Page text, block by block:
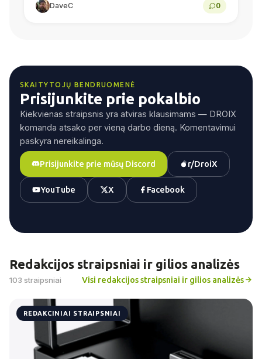
procesoriaus našumas, žaidimai „Android“
DaveC 0
SKAITYTOJŲ BENDRUOMENĖ
Prisijunkite prie pokalbio
Kiekvienas straipsnis yra atviras klausimams — DROIX
komanda atsako per vieną darbo dieną. Komentavimui
paskyra nereikalinga.
Prisijunkite prie mūsų Discord r/DroiX
YouTube X Facebook
Redakcijos straipsniai ir gilios analizės
103 straipsniai Visi redakcijos straipsniai ir gilios analizės
REDAKCINIAI STRAIPSNIAI